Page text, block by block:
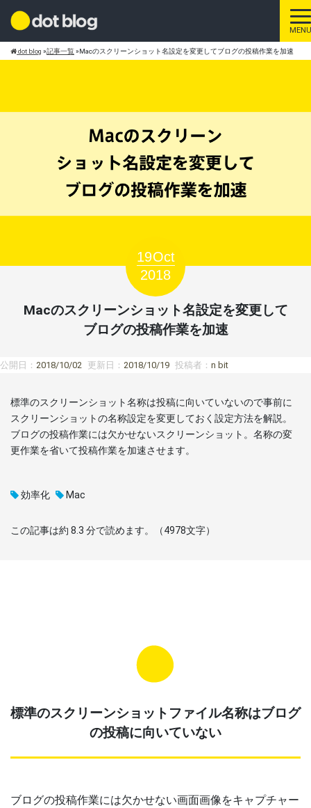
MENU
dot blog »記事一覧»Macのスクリーンショット名設定を変更してブログの投稿作業を加速
19Oct
2018
Macのスクリーンショット名設定を変更して
ブログの投稿作業を加速
公開日： 2018/10/02 更新日： 2018/10/19 投稿者： n bit
標準のスクリーンショット名称は投稿に向いていないので事前に
スクリーンショットの名称設定を変更しておく設定方法を解説。
ブログの投稿作業には欠かせないスクリーンショット。名称の変
更作業を省いて投稿作業を加速させます。
効率化 Mac
この記事は約 8.3 分で読めます。（4978文字）
標準のスクリーンショットファイル名称はブログ
の投稿に向いていない
ブログの投稿作業には欠かせない画面画像をキャプチャー